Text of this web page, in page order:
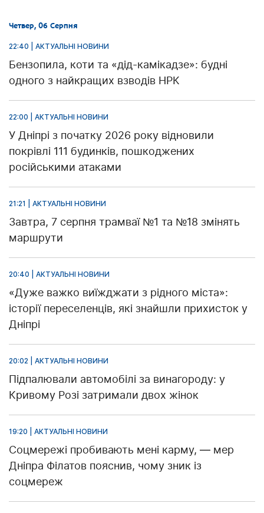
Четвер, 06 Серпня
22:40 | АКТУАЛЬНІ НОВИНИ
Бензопила, коти та «дід-камікадзе»: будні
одного з найкращих взводів НРК
22:00 | АКТУАЛЬНІ НОВИНИ
У Дніпрі з початку 2026 року відновили
покрівлі 111 будинків, пошкоджених
російськими атаками
21:21 | АКТУАЛЬНІ НОВИНИ
Завтра, 7 серпня трамваї №1 та №18 змінять
маршрути
20:40 | АКТУАЛЬНІ НОВИНИ
«Дуже важко виїжджати з рідного міста»:
історії переселенців, які знайшли прихисток у
Дніпрі
20:02 | АКТУАЛЬНІ НОВИНИ
Підпалювали автомобілі за винагороду: у
Кривому Розі затримали двох жінок
19:20 | АКТУАЛЬНІ НОВИНИ
Соцмережі пробивають мені карму, — мер
Дніпра Філатов пояснив, чому зник із
соцмереж